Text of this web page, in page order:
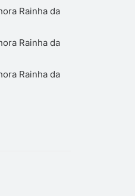
Rainha da
Rainha da
Rainha da